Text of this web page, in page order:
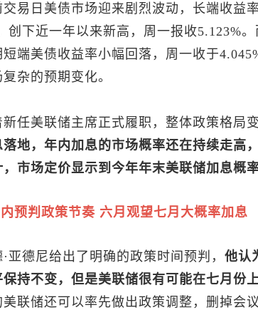
交易日美债市场迎来剧烈波动，长端收益
创下近一年以来新高，周一报收5.123%
短端美债收益率小幅回落，周一收于
杂的预期变化。
新任美联储主席正式履职，整体政策格局
落地，年内加息的市场概率还在持续走高
，市场定价显示到今年年末美联储加息概
预判政策节奏 六月观望七月大概率加息
亚德尼给出了明确的政策时间预判， 他认
保持不变，但是美联储很有可能在七月份
美联储还可以率先做出政策调整，删掉会